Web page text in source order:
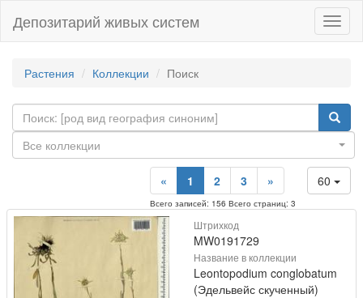
Депозитарий живых систем
Растения Коллекции Поиск
Все коллекции
60
« 1 2 3 »
Всего записей: 156 Всего страниц: 3
Штрихкод
MW0191729
Название в коллекции
Leontopodium conglobatum
(Эдельвейс скученный)